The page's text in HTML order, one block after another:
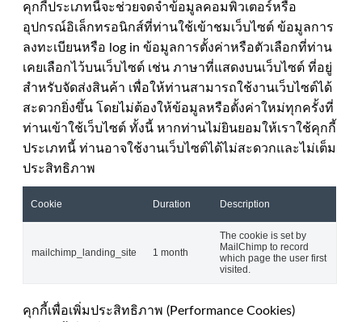
คุกกี้ประเภทนี้จะช่วยจดจำข้อมูลคอมพิวเตอร์หรือ
อุปกรณ์อิเล็กทรอนิกส์ที่ท่านใช้เข้าชมเว็บไซต์ ข้อมูลการ
ลงทะเบียนหรือ log in ข้อมูลการตั้งค่าหรือตัวเลือกที่ท่าน
เคยเลือกไว้บนเว็บไซต์ เช่น ภาษาที่แสดงบนเว็บไซต์ ที่อยู่
สำหรับจัดส่งสินค้า เพื่อให้ท่านสามารถใช้งานเว็บไซต์ได้
สะดวกยิ่งขึ้น โดยไม่ต้องให้ข้อมูลหรือตั้งค่าใหม่ทุกครั้งที่
ท่านเข้าใช้เว็บไซต์ ทั้งนี้ หากท่านไม่ยินยอมให้เราใช้คุกกี้
ประเภทนี้ ท่านอาจใช้งานเว็บไซต์ได้ไม่สะดวกและไม่เต็ม
ประสิทธิภาพ
Cookie Duration Description
mailchimp_landing_site 1 month
The cookie is set by
MailChimp to record
which page the user first
visited.
คุกกี้เพื่อเพิ่มประสิทธิภาพ (Performance Cookies)